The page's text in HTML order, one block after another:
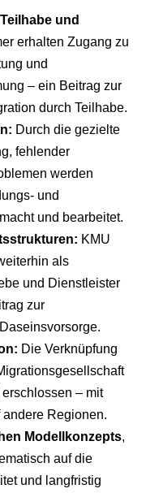
und
erhalten Zugang zu
und
– ein Beitrag zur
durch Teilhabe.
Durch die gezielte
fehlender
werden
und
und bearbeitet.
KMU
als
und Dienstleister
zur
Die Verknüpfung
– mit
Regionen.
Modellkonzepts,
auf die
und langfristig